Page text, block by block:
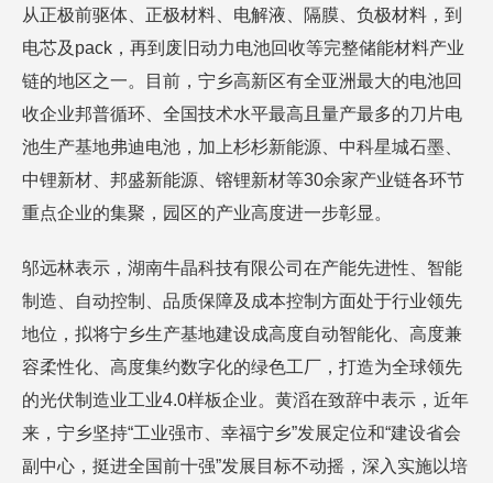
从正极前驱体、正极材料、电解液、隔膜、负极材料，到
电芯及pack，再到废旧动力电池回收等完整储能材料产业
链的地区之一。目前，宁乡高新区有全亚洲最大的电池回
收企业邦普循环、全国技术水平最高且量产最多的刀片电
池生产基地弗迪电池，加上杉杉新能源、中科星城石墨、
中锂新材、邦盛新能源、镕锂新材等30余家产业链各环节
重点企业的集聚，园区的产业高度进一步彰显。
邬远林表示，湖南牛晶科技有限公司在产能先进性、智能
制造、自动控制、品质保障及成本控制方面处于行业领先
地位，拟将宁乡生产基地建设成高度自动智能化、高度兼
容柔性化、高度集约数字化的绿色工厂，打造为全球领先
的光伏制造业工业4.0样板企业。黄滔在致辞中表示，近年
来，宁乡坚持“工业强市、幸福宁乡”发展定位和“建设省会
副中心，挺进全国前十强”发展目标不动摇，深入实施以培